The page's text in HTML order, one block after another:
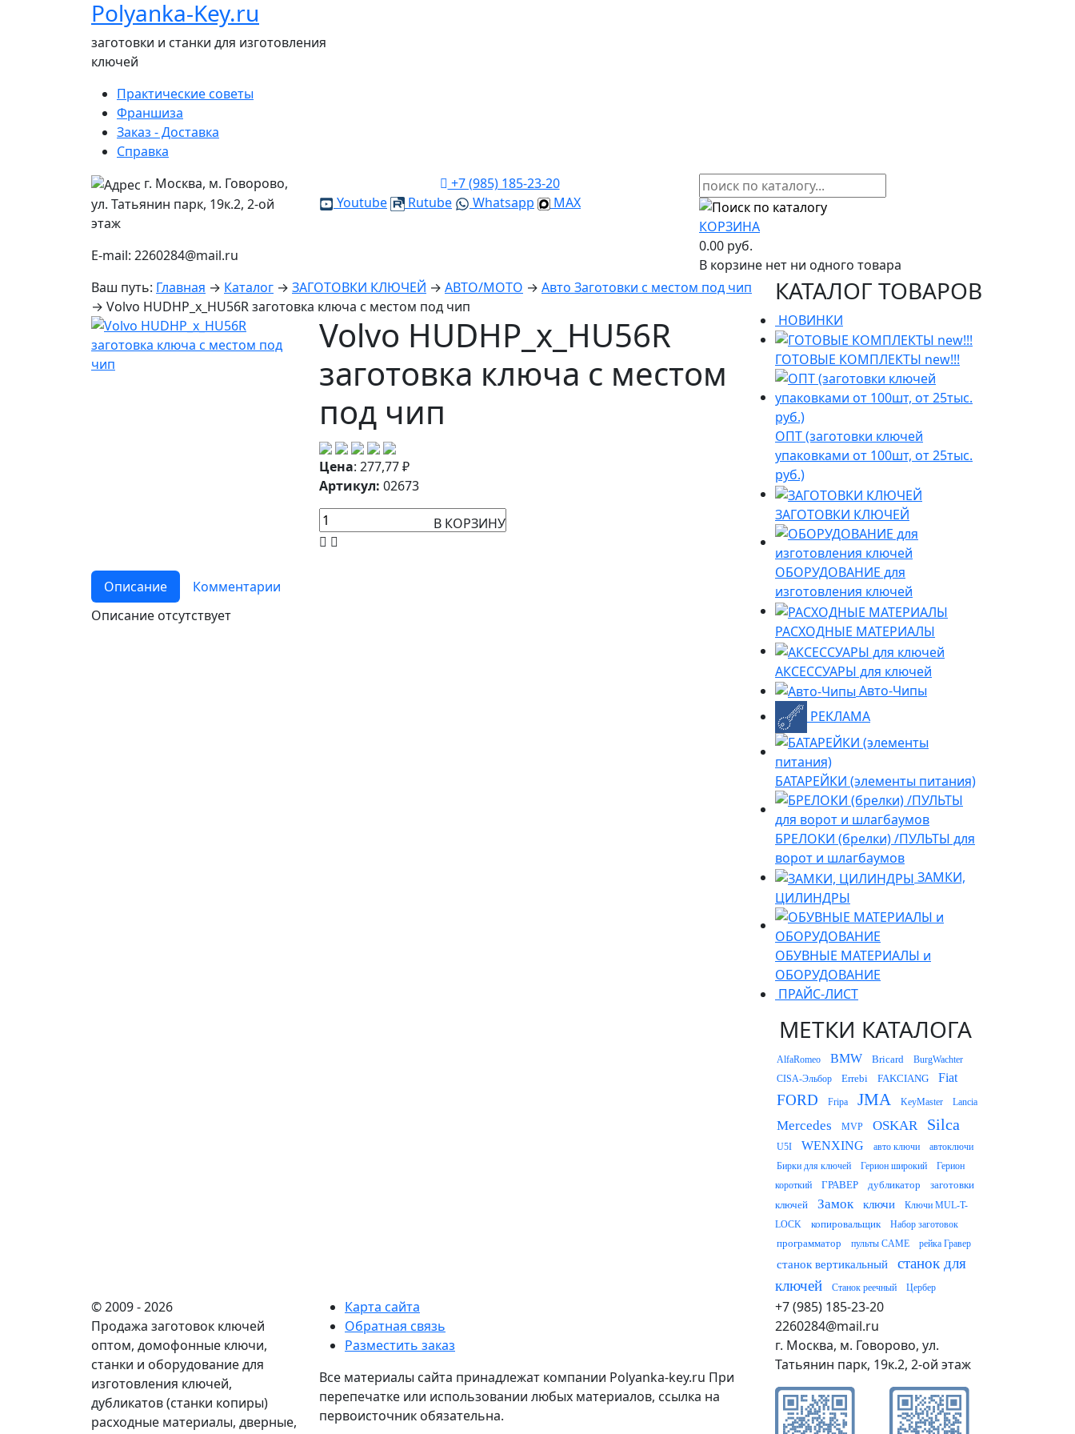
Polyanka-Key.ru
заготовки и станки для изготовления
ключей
Практические советы
Франшиза
Заказ - Доставка
Справка
г. Москва, м. Говорово,
ул. Татьянин парк, 19к.2, 2-ой
этаж
E-mail: 2260284@mail.ru
+7 (985) 185-23-20
Youtube
Rutube Whatsapp
MAX
КОРЗИНА
0.00 руб.
В корзине нет ни одного товара
Ваш путь: Главная → Каталог → ЗАГОТОВКИ КЛЮЧЕЙ → ABTO/МОТО → Авто Заготовки с местом под чип
→ Volvo HUDHP_x_HU56R заготовка ключа с местом под чип
Volvo HUDHP_x_HU56R
заготовка ключа с местом
под чип
Цена: 277,77₽
Артикул: 02673
В КОРЗИНУ
Описание
Комментарии
Описание отсутствует
КАТАЛОГ ТОВАРОВ
НОВИНКИ
ГОТОВЫЕ КОМПЛЕКТЫ new!!!
ОПТ (заготовки ключей
упаковками от 100шт, от 25тыс.
руб.)
ЗАГОТОВКИ КЛЮЧЕЙ
ОБОРУДОВАНИЕ для
изготовления ключей
РАСХОДНЫЕ МАТЕРИАЛЫ
АКСЕССУАРЫ для ключей
Авто-Чипы
РЕКЛАМА
БАТАРЕЙКИ (элементы питания)
БРЕЛОКИ (брелки) /ПУЛЬТЫ для
ворот и шлагбаумов
ЗАМКИ,
ЦИЛИНДРЫ
ОБУВНЫЕ МАТЕРИАЛЫ и
ОБОРУДОВАНИЕ
ПРАЙС-ЛИСТ
МЕТКИ КАТАЛОГА
AlfaRomeo BMW Bricard
BurgWachter
CISA-Эльбор
Errebi FAKCIANG Fiat
FORD Fripa JMA KeyMaster Lancia
Mercedes MVP OSKAR Silca
U5I WENXING авто ключи
автоключи
Бирки для ключей
Герион широкий
Герион
короткий
ГРАВЕР дубликатор
заготовки
ключей
Замок ключи
Ключи MUL-T-
LOCK
копировальщик Набор заготовок
программатор пульты CAME рейка Гравер
станок вертикальный
станок для
ключей
Станок реечный Цербер
© 2009 - 2026
Продажа заготовок ключей
оптом, домофонные ключи,
станки и оборудование для
изготовления ключей,
дубликатов (станки копиры)
расходные материалы, дверные,
Карта сайта
Обратная связь
Разместить заказ
Все материалы сайта принадлежат компании Polyanka-key.ru При
перепечатке или использовании любых материалов, ссылка на
первоисточник обязательна.
+7 (985) 185-23-20
2260284@mail.ru
г. Москва, м. Говорово, ул.
Татьянин парк, 19к.2, 2-ой этаж